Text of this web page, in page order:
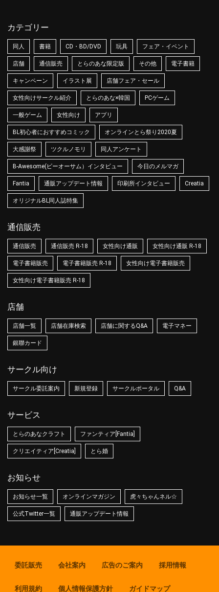
カテゴリー
同人 書籍 CD・BD/DVD 玩具 フェア・イベント
店舗 通信販売 とらのあな限定版 その他 電子書籍
キャンペーン イラスト展 店舗フェア・セール
女性向けサークル紹介 とらのあな×韓国 PCゲーム
一般ゲーム 女性向け アプリ
BL初心者におすすめコミック オンラインとら祭り2020夏
大感謝祭 ツクルノモリ 同人アンケート
B-Awesome(ビーオーサム）インタビュー 今日のメルマガ
Fantia 通販アップデート情報 印刷所インタビュー Creatia
オリジナルBL同人誌特集
通信販売
通信販売 通信販売 R-18 女性向け通販 女性向け通販 R-18
電子書籍販売 電子書籍販売 R-18 女性向け電子書籍販売
女性向け電子書籍販売 R-18
店舗
店舗一覧 店舗在庫検索 店舗に関するQ&A 電子マネー
銀聯カード
サークル向け
サークル委託案内 新規登録 サークルポータル Q&A
サービス
とらのあなクラフト ファンティア[Fantia]
クリエイティア[Creatia] とら婚
お知らせ
お知らせ一覧 オンラインマガジン 虎々ちゃんネル☆
公式Twitter一覧 通販アップデート情報
委託販売 会社案内 広告のご案内 採用情報
利用規約 個人情報保護方針 ガイドマップ